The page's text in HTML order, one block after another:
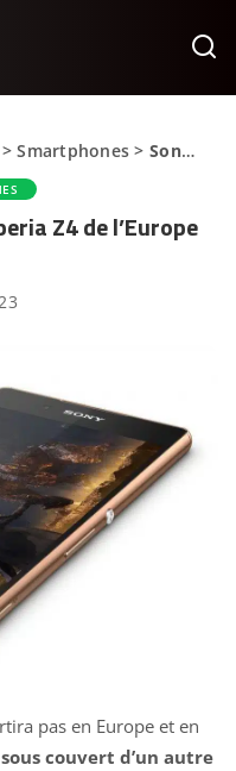
>Smartphones > Sony Xperia Z3 Plus : le Xperia Z4 de l’Europe
Z4 de l’Europe
pas en Europe et en
couvert d’un autre